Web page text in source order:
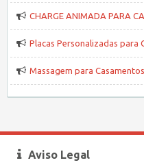
CHARGE ANIMADA PARA
Placas Personalizadas para
Massagem para
Aviso Legal